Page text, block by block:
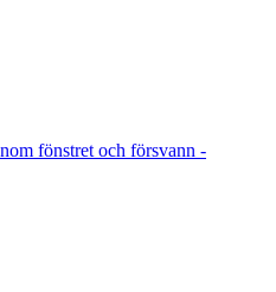
fönstret och försvann -